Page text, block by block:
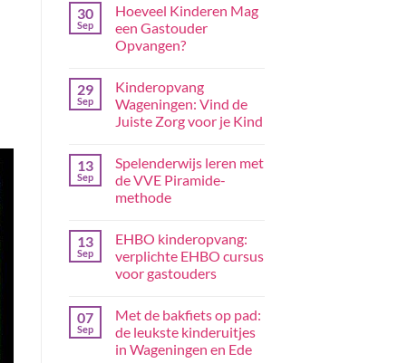
30
Sep
Hoeveel Kinderen Mag
een Gastouder
Opvangen?
29
Sep
Kinderopvang
Wageningen: Vind de
Juiste Zorg voor je Kind
13
Sep
Spelenderwijs leren met
de VVE Piramide-
methode
13
Sep
EHBO kinderopvang:
verplichte EHBO cursus
voor gastouders
07
Sep
Met de bakfiets op pad:
de leukste kinderuitjes
in Wageningen en Ede